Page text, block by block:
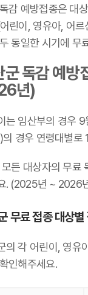
감 예방접종은 대
린이, 영유아, 어
동일한 시기에 무
군 독감 예
년)
는 임산부의 경우
의 경우 연령대별로
모든 대상자의 무
. (2025년 ~ 2026
무료 접종 대상
의 각 어린이, 영유
인해주세요.